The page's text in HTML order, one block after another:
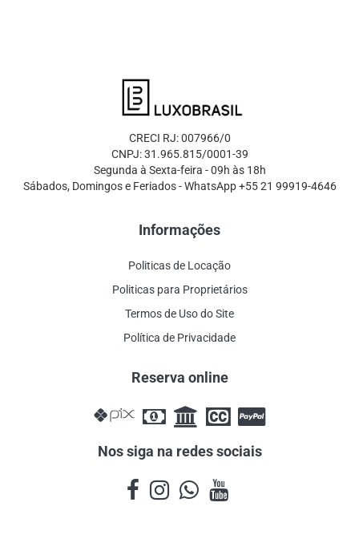
CRECI RJ: 007966/0
CNPJ: 31.965.815/0001-39
Segunda à Sexta-feira - 09h às 18h
Sábados, Domingos e Feriados - WhatsApp +55 21 99919-4646
Informações
Politicas de Locação
Politicas para Proprietários
Termos de Uso do Site
Política de Privacidade
Reserva online
Nos siga na redes sociais